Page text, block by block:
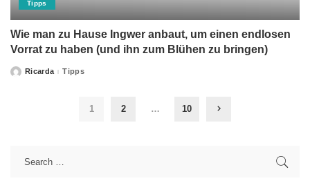
Tipps
Wie man zu Hause Ingwer anbaut, um einen endlosen
Vorrat zu haben (und ihn zum Blühen zu bringen)
PostedRicarda Tipps
1 2 … 10